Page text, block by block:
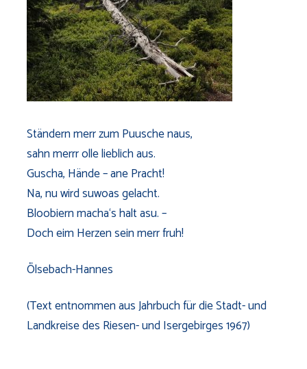
Ständern merr zum Puusche naus,
sahn merrr olle lieblich aus.
Guscha, Hände – ane Pracht!
Na, nu wird suwoas gelacht.
Bloobiern macha‘s halt asu. –
Doch eim Herzen sein merr fruh!
Ölsebach-Hannes
(Text entnommen aus Jahrbuch für die Stadt- und
Landkreise des Riesen- und Isergebirges 1967)